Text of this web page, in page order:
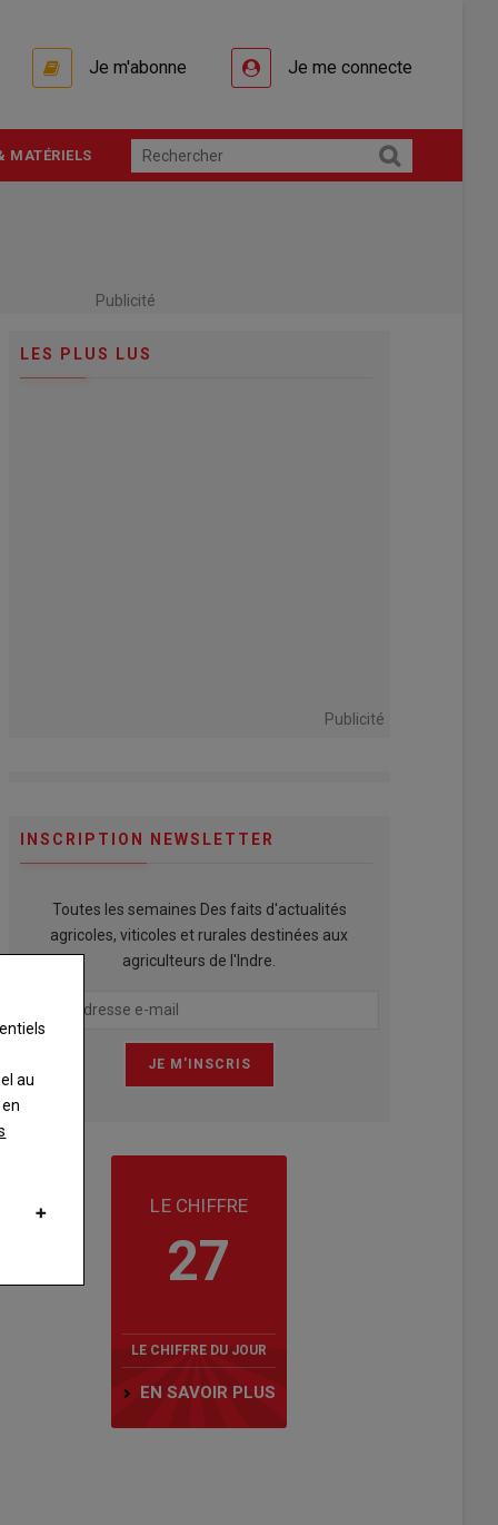
Je m'abonne Je me connecte
MATÉRIELS
Publicité
LES PLUS LUS
Publicité
INSCRIPTION NEWSLETTER
Toutes les semaines Des faits d'actualités
agricoles, viticoles et rurales destinées aux
agriculteurs de l'Indre.
LE CHIFFRE
27
LE CHIFFRE DU JOUR
EN SAVOIR PLUS
au